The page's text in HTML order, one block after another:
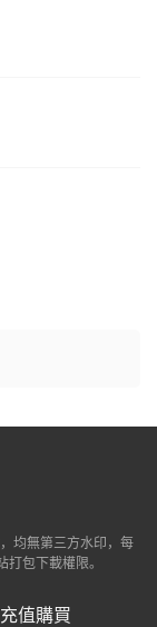
均無第三方水印，每
包下載權限。
充值購買